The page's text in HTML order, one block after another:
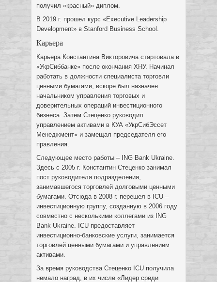
получил «красный» диплом.
В 2019 г. прошел курс «Executive Leadership
Development» в Stanford Business School.
Карьера
Карьера Константина Викторовича стартовала в
«УкрСиббанке» после окончания ХНУ. Начинал
работать в должности специалиста торговли
ценными бумагами, вскоре был назначен
начальником управления торговых и
доверительных операций инвестиционного
бизнеса. Затем Стеценко руководил
управлением активами в КУА «УкрСибЭссет
Менеджмент» и замещал председателя его
правления.
Следующее место работы – ING Bank Ukraine.
Здесь с 2005 г. Константин Стеценко занимал
пост руководителя подразделения,
занимавшегося торговлей долговыми ценными
бумагами. Отсюда в 2008 г. перешел в ICU –
инвестиционную группу, созданную в 2006 году
совместно с несколькими коллегами из ING
Bank Ukraine. ICU предоставляет
инвестиционно-банковские услуги, занимается
торговлей ценными бумагами и управлением
активами.
За время руководства Стеценко ICU получила
немало наград, в их числе «Лидер среди